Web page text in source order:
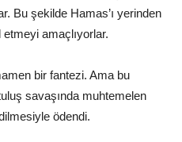
Bu şekilde Hamas’ı yerinden
amaçlıyorlar.
bir fantezi. Ama bu
savaşında muhtemelen
ödendi.